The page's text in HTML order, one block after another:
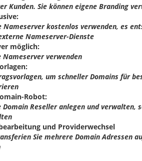
Kunden. Sie können eigene Branding
Nameserver kostenlos verwenden, es
Nameserver-Dienste
möglich:
Nameserver verwenden
um schneller Domains für
Robot:
Domain Reseller anlegen und verwalten,
und Providerwechsel
Sie mehrere Domain Adressen